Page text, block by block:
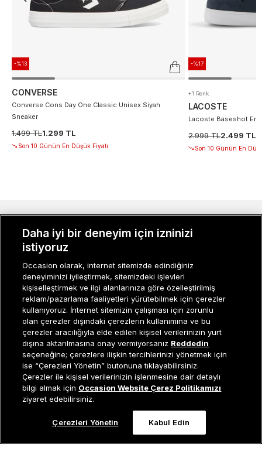
Tükendi
-%13
CONVERSE
Converse Cons Day One Classic Unisex Siyah
Sneaker
1.499 TL1.299 TL
Son 10 Günün En Düşük Fiyatı
-%17
+1 Renk
LACOSTE
Lacoste Baseshot
2.999 TL2.499 TL
Son 10 Günün En
Müşteri İlişkileri0 850 800 01 20
KURUMSAL
KADIN KATEGORILER
GRUP MARKALAR
ERKEK KATEGORILER
Occasion bir EREN PERAKENDE markasıdır. © Eren Holding
Daha iyi bir deneyim için izninizi
istiyoruz
Occasion olarak, internet sitemizde edindiğiniz
deneyiminizi iyileştirmek, sitemizdeki işlevleri
kişiselleştirmek ve ilgi alanlarınıza göre özelleştirilmiş
reklam/pazarlama faaliyetleri yürütebilmek için çerezler
kullanıyoruz. İnternet sitemizin çalışması için zorunlu
olan çerezler dışındaki çerezlerin kullanımına ve bu
çerezler aracılığıyla elde edilen kişisel verilerinizin yurt
dışına aktarılmasına onay vermiyorsanız Reddedin
seçeneğine; çerezlere ilişkin tercihlerinizi yönetmek için
ise “Çerezleri Yönetin” butonuna tıklayabilirsiniz.
Çerezler ile kişisel verilerinizin işlenmesine dair detaylı
bilgi almak için Occasion Website Çerez Politikamızı
ziyaret edebilirsiniz.
Çerezleri Yönetin Kabul Edin